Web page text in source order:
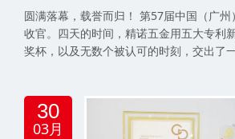
圆满落幕，载誉而归！ 第57届中国（广
收官。四天的时间，精诺五金用五大专利
奖杯，以及无数个被认可的时刻，交出了
30
03月